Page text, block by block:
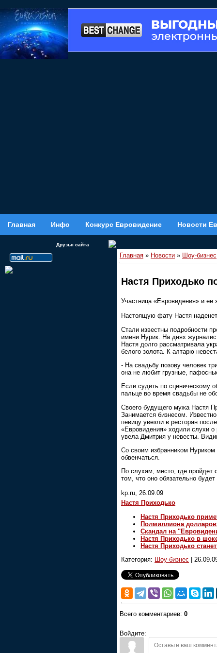
Главная Инфо Конкурс Евровидение Новости
Друзья сайта
Главная » Новости » Шоу-бизнес
Настя Приходько
Участница «Евровидения» и
Настоящую фату Настя
Стали известны подробности
имени Нурик. На днях
Настя долго рассматривала
белого золота. К алтарю
- На свадьбу позову человек
она не любит грузные,
Если судить по сценическому
пальце во время свадьбы не
Своего будущего мужа Настя
Занимается бизнесом.
певицу увезли в ресторан
«Евровидения» ходили слухи
увела Дмитрия у невесты.
Со своим избранником
обвенчаться.
По слухам, место, где пройдет
том, что оно обязательно
kp.ru, 26.09.09
Настя Приходько
Настя Приходько
Полмиллиона долларов
Скандал на
Настя Приходько в
Настя Приходько
Категория:
Шоу-бизнес
Всего комментариев: 0
Войдите: